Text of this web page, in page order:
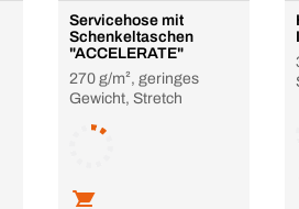
Servicehose mit
Schenkeltaschen
"ACCELERATE"
270 g/m², geringes
Gewicht, Stretch